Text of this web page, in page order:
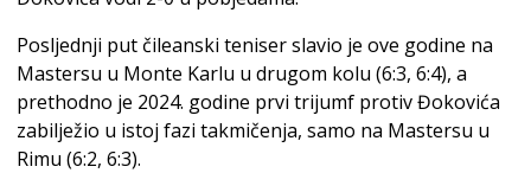
Posljednji put čileanski teniser slavio je ove godine na
Mastersu u Monte Karlu u drugom kolu (6:3, 6:4), a
prethodno je 2024. godine prvi trijumf protiv Đokovića
zabilježio u istoj fazi takmičenja, samo na Mastersu u
Rimu (6:2, 6:3).